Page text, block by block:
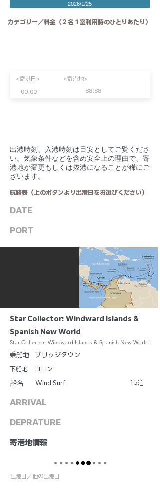
<寄港日>
00:00 88:88
<寄港地>
2026/1/25
カテゴリー／料金（２名１室利用時のひとりあたり）
​出港時刻、入港時刻は目安としてご覧くださ
い。気象条件などを含め安全上の理由で、寄
港地が変更もしくは抜港になることが稀にご
ざいます。
航路表（上のボタンより出港日をお選びください）
DATE
PORT
Star Collector: Windward Islands &
Spanish New World
Star Collector: Windward Islands & Spanish New World
乗船地
下船地
船名
ブリッジタウン
コロン
Wind Surf 15泊
ARRIVAL
DEPRATURE
​寄港地情報
出港日／他の出港日